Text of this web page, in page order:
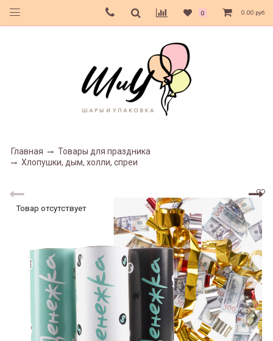
0 0.00 руб
Главная
Товары для праздника
Хлопушки, дым, холли, спреи
Товар отсутствует